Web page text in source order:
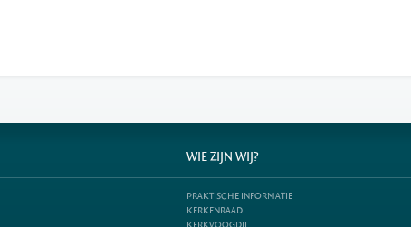
WIE ZIJN WIJ?
PRAKTISCHE INFORMATIE
KERKENRAAD